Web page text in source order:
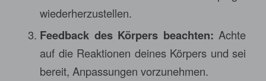
wiederherzustellen.
Feedback des Körpers beachten: Achte
auf die Reaktionen deines Körpers und sei
bereit, Anpassungen vorzunehmen.